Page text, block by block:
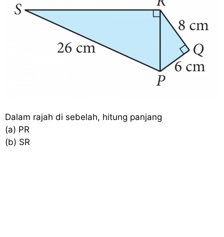
Dalam rajah di sebelah, hitung panjang
(a) PR
(b) SR